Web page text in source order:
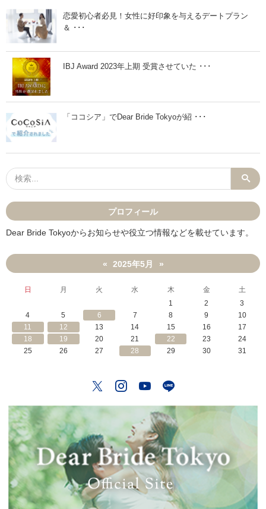
日
」
日
」
恋愛初心者必見！女性に好印象を与えるデートプラン
＆ ･･･
IBJ Award 2023年上期 受賞させていた ･･･
「ココシア」でDear Bride Tokyoが紹 ･･･
プロフィール
Dear Bride Tokyoからお知らせや役立つ情報などを載せています。
« 2025年5月 »
日 月 火 水 木 金
土
1
2
3
4
5 6 7 8 9
10
11
12 13 14 15 16
17
18
19 20 21 22 23
24
25
26 27 28 29 30 31
TwitterInstagram
YouTube